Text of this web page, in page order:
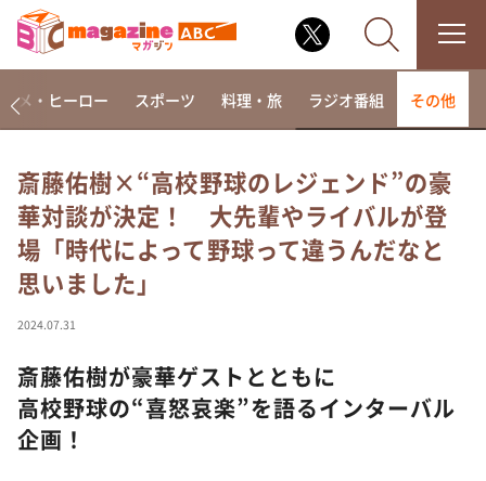
なるみ・岡村の過ぎるTV
相席食堂
これ余談なんですけど・・・
～人生密着トークバラエティ！～ やすとものいたっ
て真剣です
探偵！ナイトスクープ
news おかえり
河合＆A.B.C-Z塚田×福井アナ「なんでやねん！？」
（news おかえり）
メ・ヒーロー スポーツ 料理・旅 ラジオ番組 その他
斎藤佑樹×“高校野球のレジェンド”の豪
華対談が決定！ 大先輩やライバルが登
場「時代によって野球って違うんだなと
思いました」
2024.07.31
斎藤佑樹が豪華ゲストとともに
高校野球の“喜怒哀楽”を語るインターバル
企画！